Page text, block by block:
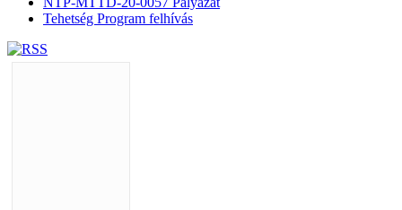
Tehetség Program felhívás